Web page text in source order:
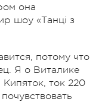
она
шоу «Танці з
потому что
Я о Виталике
ток 220